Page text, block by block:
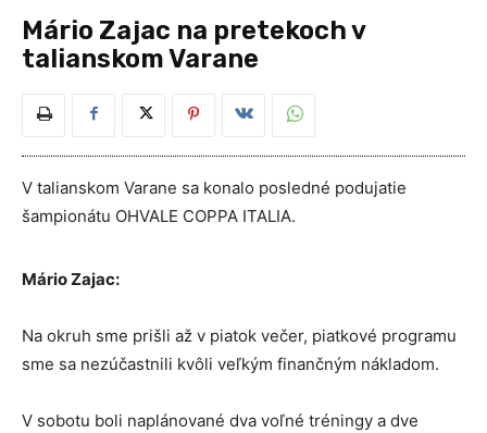
Mário Zajac na pretekoch v
talianskom Varane
V talianskom Varane sa konalo posledné podujatie
šampionátu OHVALE COPPA ITALIA.
Mário Zajac:
Na okruh sme prišli až v piatok večer, piatkové programu
sme sa nezúčastnili kvôli veľkým finančným nákladom.
V sobotu boli naplánované dva voľné tréningy a dve